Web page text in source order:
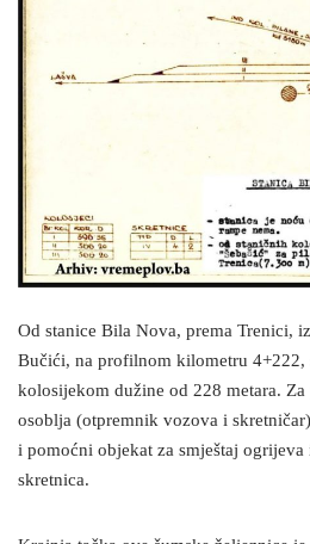
Od stanice Bila Nova, prema Trenici,
Bučići, na profilnom kilometru
kolosijekom dužine od 228 metara.
osoblja (otpremnik vozova i
i pomoćni objekat za smještaj
skretnica.